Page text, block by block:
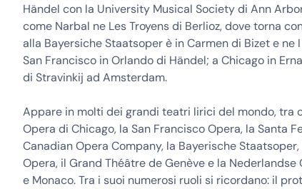
Händel con la University Musical Society di Ann
come Narbal ne Les Troyens di Berlioz, dove torna
alla Bayersiche Staatsoper è in Carmen di Bizet e
San Francisco in Orlando di Händel; a Chicago in
di Stravinkij ad Amsterdam.
Appare in molti dei grandi teatri lirici del mondo, tra
Opera di Chicago, la San Francisco Opera, la Santa
Canadian Opera Company, la Bayerische
Opera, il Grand Théâtre de Genève e la
e Monaco. Tra i suoi numerosi ruoli si ricordano: il